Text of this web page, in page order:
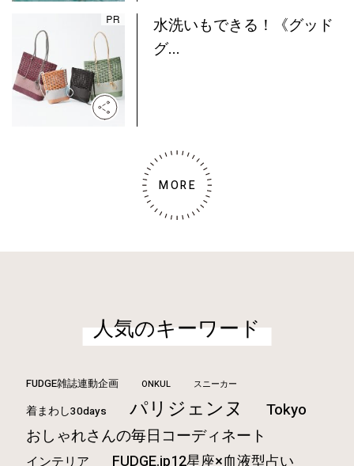
水洗いもできる！《グッド
グ...
MORE
人気のキーワード
FUDGE雑誌連動企画 ONKUL スニーカー
着まわし30days パリジェンヌ
Tokyo
おしゃれさんの毎日コーディネート
インテリア FUDGE.jp12星座×血液型占い